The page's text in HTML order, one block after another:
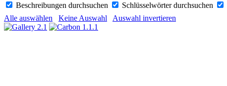
Beschreibungen durchsuchen Schlüsselwörter durchsuchen
Alle auswählen
Keine Auswahl Auswahl invertieren